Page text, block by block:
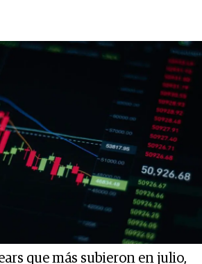
que más subieron en julio,